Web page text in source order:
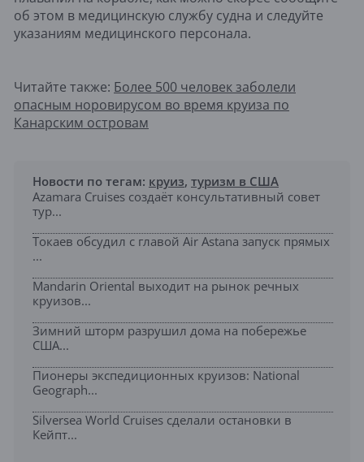
об этом в медицинскую службу судна и следуйте
указаниям медицинского персонала.
Читайте также: Более 500 человек заболели
опасным норовирусом во время круиза по
Канарским островам
Новости по тегам: круиз, туризм в США
Azamara Cruises создаёт консультативный совет
тур...
Токаев обсудил с главой Air Astana запуск прямых
...
Mandarin Oriental выходит на рынок речных
круизов...
Зимний шторм разрушил дома на побережье
США...
Пионеры экспедиционных круизов: National
Geograph...
Silversea World Cruises сделали остановки в
Кейпт...